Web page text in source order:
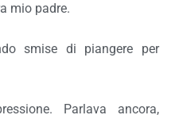
mio padre.
smise di piangere per
Parlava ancora,